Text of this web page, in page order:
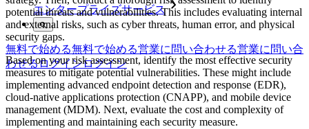
エンタープライズサービス
無料で始める無料で始める営業に問い合わせる営業に問い合
わせるログインログイン
potential threats and vulnerabilities. This includes evaluating internal
and external risks, such as cyber threats, human error, and physical
security gaps.
Based on your risk assessment, identify the most effective security
measures to mitigate potential vulnerabilities. These might include
implementing advanced endpoint detection and response (EDR),
cloud-native applications protection (CNAPP), and mobile device
management (MDM). Next, evaluate the cost and complexity of
implementing and maintaining each security measure.